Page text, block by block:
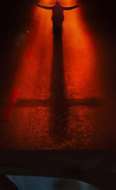
Passageiro do Mal Torrent
(2026) WEB-DL 1080p Dual
Áudio